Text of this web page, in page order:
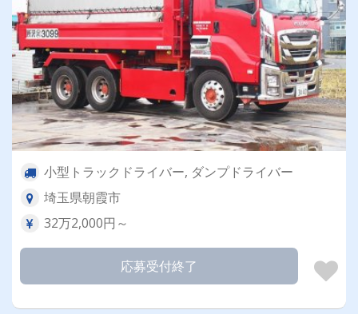
小型トラックドライバー, ダンプドライバー
埼玉県朝霞市
32万2,000円～
応募受付終了